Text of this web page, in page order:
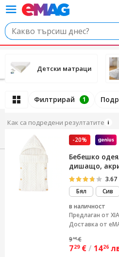
Детски матраци
Филтрирай 1
Как са подредени резултатите
-20%
Бебешко
дишащо,
3.67
Бял
Сив
в наличност
Предлаган от
Доставка от
918 €
729 €/ 1426